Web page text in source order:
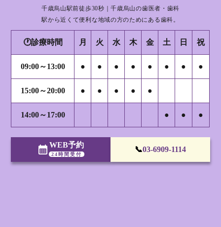
千歳烏山駅前徒歩30秒｜千歳烏山の歯医者・歯科
駅から近くて便利な地域の方のためにある歯科。
🕐診療時間 月 火 水 木 金 土 日 祝
09:00～13:00 ● ● ● ● ● ● ● ●
15:00～20:00 ● ● ● ● ●
14:00～17:00 ● ● ●
calendar_month WEB予約
24時間受付
📞03-6909-1114